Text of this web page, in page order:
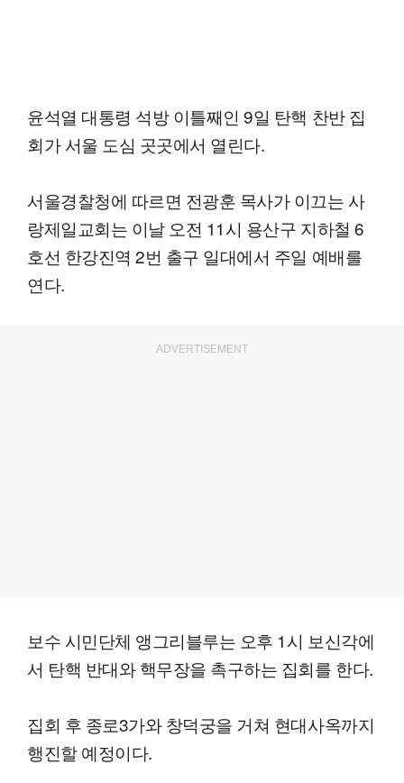
윤석열 대통령 석방 이틀째인 9일 탄핵 찬반 집
회가 서울 도심 곳곳에서 열린다.
서울경찰청에 따르면 전광훈 목사가 이끄는 사
랑제일교회는 이날 오전 11시 용산구 지하철 6
호선 한강진역 2번 출구 일대에서 주일 예배를
연다.
ADVERTISEMENT
보수 시민단체 앵그리블루는 오후 1시 보신각에
서 탄핵 반대와 핵무장을 촉구하는 집회를 한다.
집회 후 종로3가와 창덕궁을 거쳐 현대사옥까지
행진할 예정이다.